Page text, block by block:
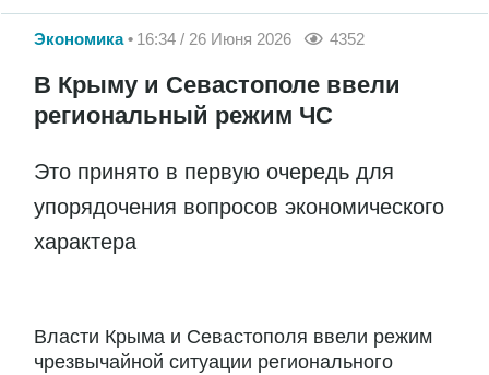
Экономика 16:34 / 26 Июня 2026 4352
В Крыму и Севастополе ввели
региональный режим ЧС
Это принято в первую очередь для
упорядочения вопросов экономического
характера
Власти Крыма и Севастополя ввели режим
чрезвычайной ситуации регионального